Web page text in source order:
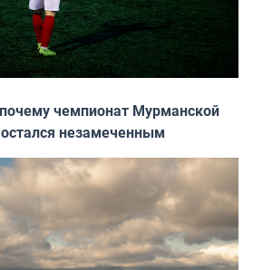
чемпионат Мурманской
незамеченным